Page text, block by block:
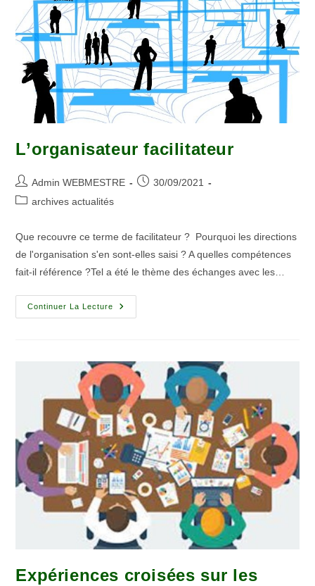
L’organisateur facilitateur
Admin WEBMESTRE
30/09/2021
archives actualités
Que recouvre ce terme de facilitateur ? Pourquoi les directions
de l'organisation s'en sont-elles saisi ? A quelles compétences
fait-il référence ?Tel a été le thème des échanges avec les…
Continuer La Lecture
Expériences croisées sur les